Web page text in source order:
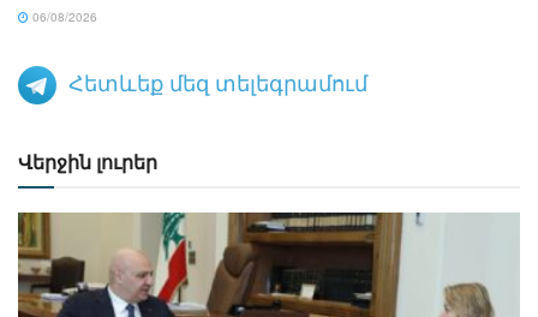
06/08/2026
Հետևեք մեզ տելեգրամում
Վերջին լուրեր